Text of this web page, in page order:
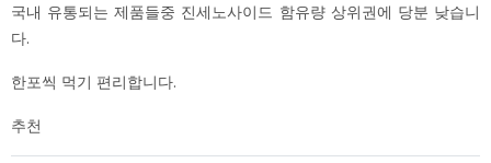
국내 유통되는 제품들중 진세노사이드 함유량 상위권에 당분 낮습니
다.
한포씩 먹기 편리합니다.
추천